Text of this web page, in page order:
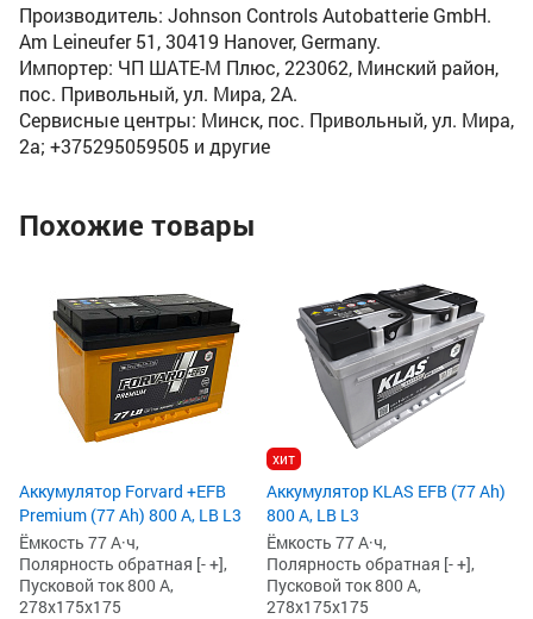
Производитель: Johnson Controls Autobatterie GmbH.
Am Leineufer 51, 30419 Hanover, Germany.
Импортер: ЧП ШАТЕ-М Плюс, 223062, Минский район,
пос. Привольный, ул. Мира, 2А.
Сервисные центры: Минск, пос. Привольный, ул. Мира,
2а; +375295059505 и другие
Похожие товары
Аккумулятор Forvard +EFB
Premium (77 Ah) 800 А, LB L3
Ёмкость 77 А·ч,
Полярность обратная [- +],
Пусковой ток 800 А,
278x175x175
хит
Аккумулятор KLAS EFB (77 Ah)
800 А, LB L3
Ёмкость 77 А·ч,
Полярность обратная [- +],
Пусковой ток 800 А,
278x175x175